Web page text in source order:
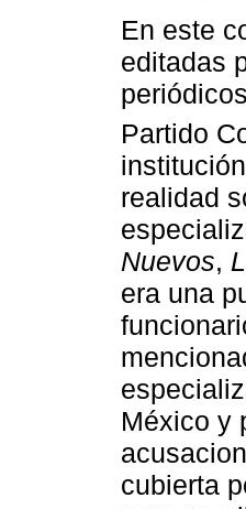
En este
editadas
periódicos
Partido
realidad
Nuevos,
era una
México y
cubierta